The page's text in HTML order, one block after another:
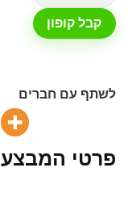
קבל קופון
לשתף עם חברים
פרטי המבצע